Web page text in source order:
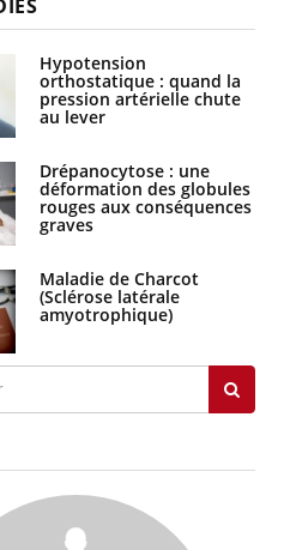
une otite pendant
Hypotension
orthostatique : quand la
pression artérielle chute
au lever
Drépanocytose : une
déformation des globules
rouges aux conséquences
graves
Maladie de Charcot
(Sclérose latérale
amyotrophique)